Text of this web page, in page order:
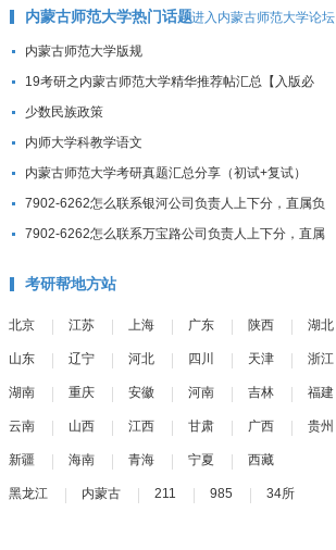
内蒙古师范大学热门话题进入内蒙古师范大学论坛
内蒙古师范大学版规
19考研之内蒙古师范大学精华推荐帖汇总【入版必
看】
少数民族政策
内师大学科教学语文
内蒙古师范大学考研真题汇总分享（初试+复试）
7902-6262怎么联系银河公司负责人上下分，直属负
责人上下分
7902-6262怎么联系万宝路公司负责人上下分，直属
考研帮地方站
北京 江苏 上海 广东 陕西 湖北
山东 辽宁 河北 四川 天津 浙江
湖南 重庆 安徽 河南 吉林 福建
云南 山西 江西 甘肃 广西 贵州
新疆 海南 青海 宁夏 西藏
黑龙江 内蒙古 211 985 34所